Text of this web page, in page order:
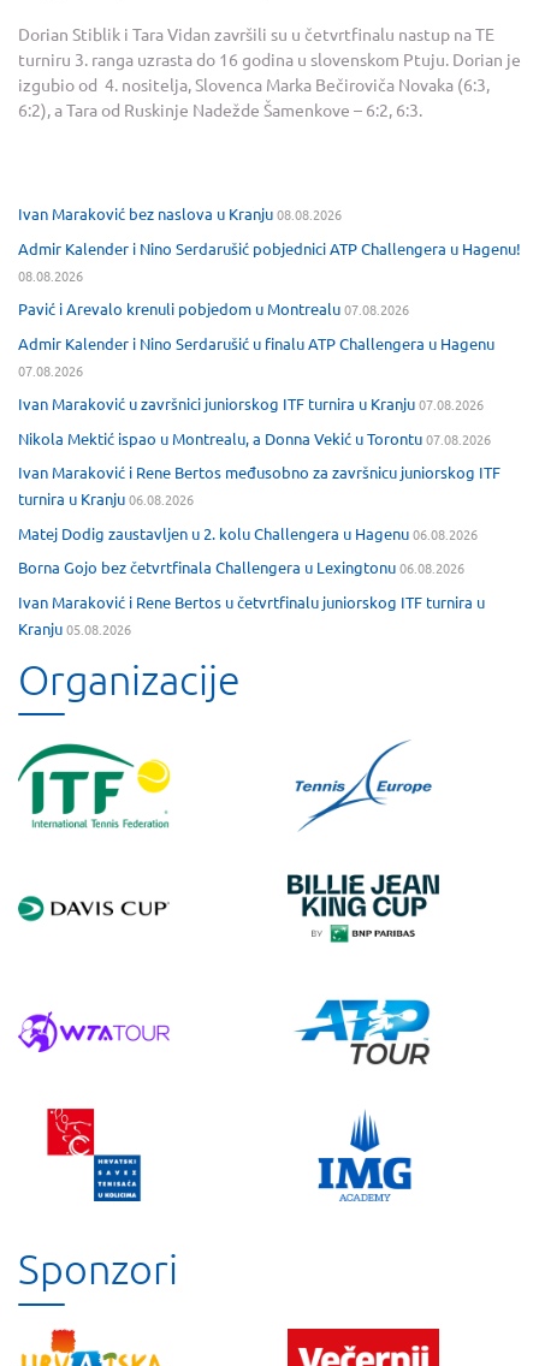
Dorian Stiblik i Tara Vidan završili su u četvrtfinalu nastup na TE
turniru 3. ranga uzrasta do 16 godina u slovenskom Ptuju. Dorian je
izgubio od 4. nositelja, Slovenca Marka Bečiroviča Novaka (6:3,
6:2), a Tara od Ruskinje Nadežde Šamenkove – 6:2, 6:3.
Ivan Maraković bez naslova u Kranju08.08.2026
Admir Kalender i Nino Serdarušić pobjednici ATP Challengera u Hagenu!
08.08.2026
Pavić i Arevalo krenuli pobjedom u Montrealu07.08.2026
Admir Kalender i Nino Serdarušić u finalu ATP Challengera u Hagenu
07.08.2026
Ivan Maraković u završnici juniorskog ITF turnira u Kranju07.08.2026
Nikola Mektić ispao u Montrealu, a Donna Vekić u Torontu07.08.2026
Ivan Maraković i Rene Bertos međusobno za završnicu juniorskog ITF
turnira u Kranju06.08.2026
Matej Dodig zaustavljen u 2. kolu Challengera u Hagenu06.08.2026
Borna Gojo bez četvrtfinala Challengera u Lexingtonu06.08.2026
Ivan Maraković i Rene Bertos u četvrtfinalu juniorskog ITF turnira u
Kranju05.08.2026
Organizacije
Sponzori